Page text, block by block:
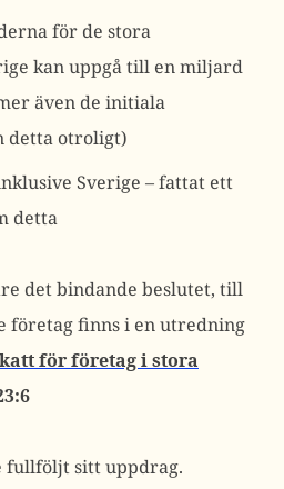
för de stora
kan uppgå till en miljard
även de initiala
detta otroligt)
Sverige – fattat ett
detta
det bindande beslutet, till
företag finns i en utredning
för företag i stora
fullföljt sitt uppdrag.